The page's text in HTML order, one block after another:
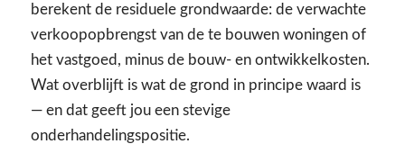
berekent de residuele grondwaarde: de verwachte
verkoopopbrengst van de te bouwen woningen of
het vastgoed, minus de bouw- en ontwikkelkosten.
Wat overblijft is wat de grond in principe waard is
— en dat geeft jou een stevige
onderhandelingspositie.